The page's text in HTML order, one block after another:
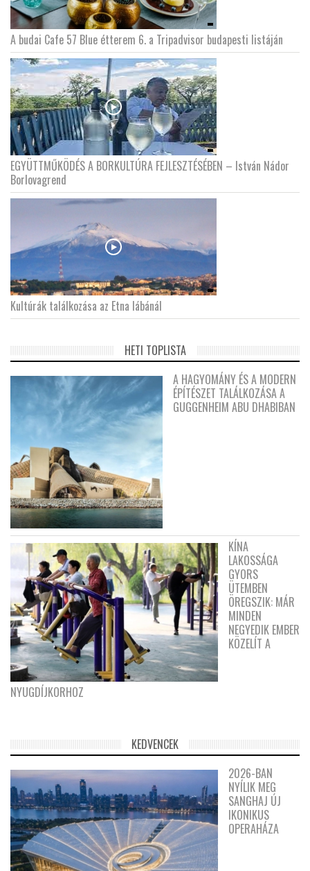
A budai Cafe 57 Blue étterem 6. a Tripadvisor budapesti listáján
EGYÜTTMŰKÖDÉS A BORKULTÚRA FEJLESZTÉSÉBEN – István Nádor
Borlovagrend
Kultúrák találkozása az Etna lábánál
HETI TOPLISTA
A HAGYOMÁNY ÉS A MODERN
ÉPÍTÉSZET TALÁLKOZÁSA A
GUGGENHEIM ABU DHABIBAN
KÍNA
LAKOSSÁGA
GYORS
ÜTEMBEN
ÖREGSZIK: MÁR
MINDEN
NEGYEDIK EMBER
KÖZELÍT A
NYUGDÍJKORHOZ
KEDVENCEK
2026-BAN
NYÍLIK MEG
SANGHAJ ÚJ
IKONIKUS
OPERAHÁZA